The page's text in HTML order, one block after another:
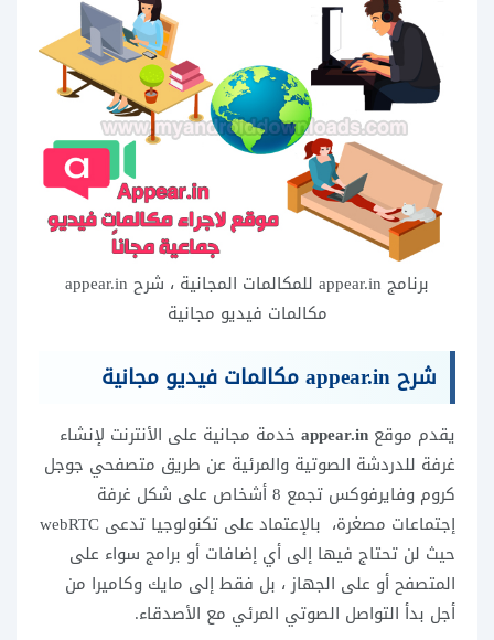
برنامج appear.in للمكالمات المجانية ، شرح appear.in
مكالمات فيديو مجانية
شرح appear.in مكالمات فيديو مجانية
يقدم موقع appear.in خدمة مجانية على الأنترنت لإنشاء
غرفة للدردشة الصوتية والمرئية عن طريق متصفحي جوجل
كروم وفايرفوكس تجمع 8 أشخاص على شكل غرفة
إجتماعات مصغرة، بالإعتماد على تكنولوجيا تدعى webRTC
حيث لن تحتاج فيها إلى أي إضافات أو برامج سواء على
المتصفح أو على الجهاز ، بل فقط إلى مايك وكاميرا من
أجل بدأ التواصل الصوتي المرئي مع الأصدقاء.